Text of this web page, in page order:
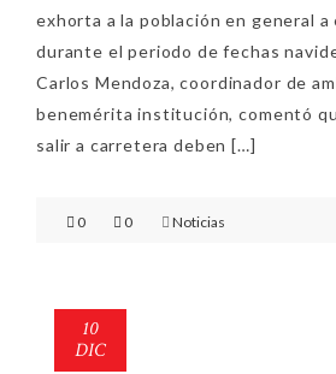
exhorta a la población en general
durante el periodo de fechas
Carlos Mendoza, coordinador de
benemérita institución, comentó
salir a carretera deben […]
0 0 Noticias
10
DIC